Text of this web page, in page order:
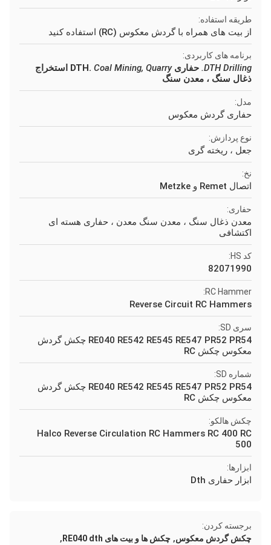
طریقه استفاده:
از بیت های همراه با گردش معکوس (RC) استفاده کنید
برنامه های کاربردی:
DTH Drilling. حفاری DTH.Coal Mining, Quarry
استخراج
ذغال سنگ ، معدن سنگ
مدل:
حفاری گردش معکوس
نوع پردازش:
جعل ، ریخته گری
نخ:
اتصال Remet و Metzke
حفاری:
معدن ذغال سنگ ، معدن سنگ معدن ، حفاری هسته ای
اکتشافی
کد HS:
82071990
RC Hammer:
Reverse Circuit RC Hammers
سری SD:
RE040 RE542 RE545 RE547 PR52 PR54 چکش گردش
معکوس چکش RC
شماره SD:
RE040 RE542 RE545 RE547 PR52 PR54 چکش گردش
معکوس چکش RC
چکش هالکو:
Halco Reverse Circulation RC Hammers RC 400 RC
500
ابزارها:
ابزار حفاری Dth
برجسته کردن:
چکش گردش معکوس, چکش ها و بیت های RE040 dth ,